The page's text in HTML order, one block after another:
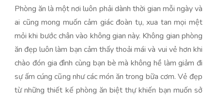
Phòng ăn là một nơi luôn phải dành thời gian mỗi ngày và
ai cũng mong muốn cảm giác đoàn tụ, xua tan mọi mệt
mỏi khi bước chân vào không gian này. Không gian phòng
ăn đẹp luôn làm bạn cảm thấy thoải mái và vui vẻ hơn khi
chào đón gia đình cùng bạn bè mà không hề làm giảm đi
sự ấm cúng cũng như các món ăn trong bữa cơm. Vẻ đẹp
từ những thiết kế phòng ăn biệt thự khiến bạn muốn sở